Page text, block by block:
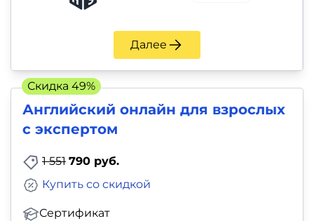
Далее
Английский онлайн для взрослых
с экспертом
1 551 790 руб.
Сертификат
Купить со скидкой
Скидка 49%